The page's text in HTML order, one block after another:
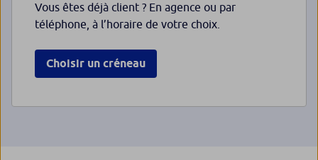
Vous êtes déjà client ? En agence ou par
téléphone, à l’horaire de votre choix.
Choisir un créneau